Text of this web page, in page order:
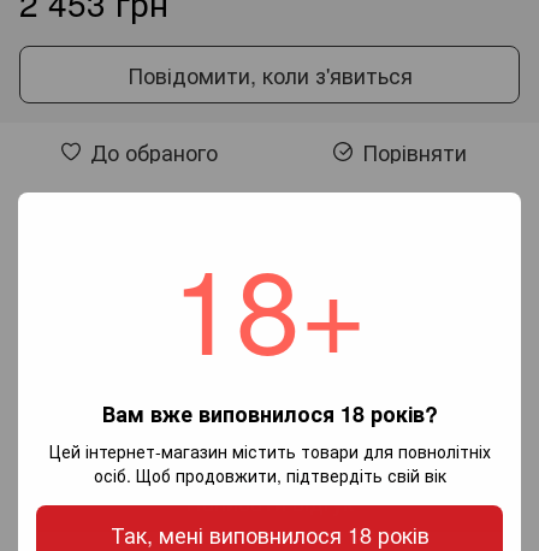
18+
Вам вже виповнилося 18 років?
Цей інтернет-магазин містить товари для повнолітніх
осіб. Щоб продовжити, підтвердіть свій вік
Так, мені виповнилося 18 років
Повідомити, коли з'явиться
До обраного Порівняти
Додайте перший відгук
Написати відгук